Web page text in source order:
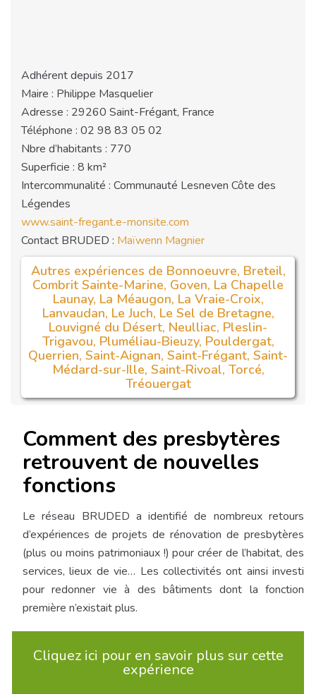
Adhérent depuis 2017
Maire : Philippe Masquelier
Adresse : 29260 Saint-Frégant, France
Téléphone : 02 98 83 05 02
Nbre d’habitants : 770
Superficie : 8 km²
Intercommunalité : Communauté Lesneven Côte des
Légendes
www.saint-fregant.e-monsite.com
Contact BRUDED : Maïwenn Magnier
Autres expériences de Bonnoeuvre, Breteil,
Combrit Sainte-Marine, Goven, La Chapelle
Launay, La Méaugon, La Vraie-Croix,
Lanvaudan, Le Juch, Le Sel de Bretagne,
Louvigné du Désert, Neulliac, Pleslin-
Trigavou, Pluméliau-Bieuzy, Pouldergat,
Querrien, Saint-Aignan, Saint-Frégant, Saint-
Médard-sur-Ille, Saint-Rivoal, Torcé,
Tréouergat
Comment des presbytères
retrouvent de nouvelles
fonctions
Le réseau BRUDED a identifié de nombreux retours
d’expériences de projets de rénovation de presbytères
(plus ou moins patrimoniaux !) pour créer de l’habitat, des
services, lieux de vie… Les collectivités ont ainsi investi
pour redonner vie à des bâtiments dont la fonction
première n’existait plus.
Cliquez ici pour en savoir plus sur cette
expérience